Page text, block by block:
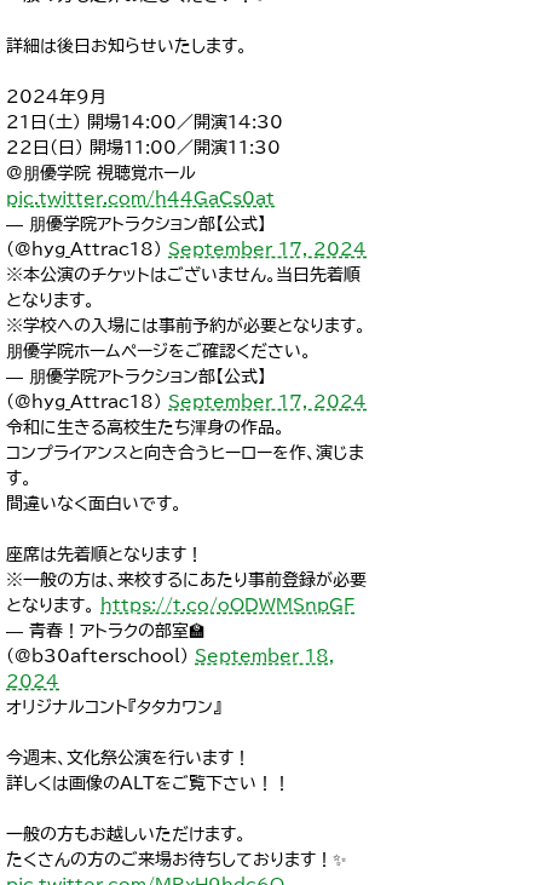
詳細は後日お知らせいたします。
2024年9月
21日(土) 開場14:00／開演14:30
22日(日) 開場11:00／開演11:30
@朋優学院 視聴覚ホール
pic.twitter.com/h44GaCs0at
— 朋優学院アトラクション部【公式】
(@hyg_Attrac18) September 17, 2024
※本公演のチケットはございません。当日先着順
となります。
※学校への入場には事前予約が必要となります。
朋優学院ホームページをご確認ください。
— 朋優学院アトラクション部【公式】
(@hyg_Attrac18) September 17, 2024
令和に生きる高校生たち渾身の作品。
コンプライアンスと向き合うヒーローを作、演じま
す。
間違いなく面白いです。
座席は先着順となります！
※一般の方は、来校するにあたり事前登録が必要
となります。
https://t.co/oODWMSnpGF
— 青春！アトラクの部室🏫
(@b30afterschool) September 18,
2024
オリジナルコント『タタカワン』
今週末、文化祭公演を行います！
詳しくは画像のALTをご覧下さい！！
一般の方もお越しいただけます。
たくさんの方のご来場お待ちしております！✨️